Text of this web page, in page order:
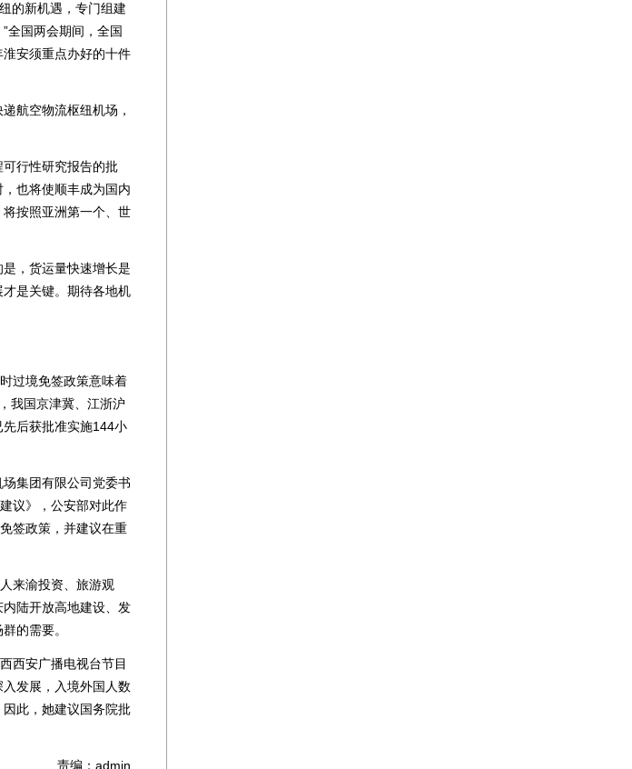
的新机遇，专门组建
全国两会期间，全国
安须重点办好的十件
航空物流枢纽机场，
行性研究报告的批
也将使顺丰成为国内
按照亚洲第一个、世
，货运量快速增长是
是关键。期待各地机
过境免签政策意味着
我国京津冀、江浙沪
后获批准实施144小
集团有限公司党委书
议》，公安部对此作
签政策，并建议在重
来渝投资、旅游观
陆开放高地建设、发
的需要。
西安广播电视台节目
发展，入境外国人数
此，她建议国务院批
责编：admin